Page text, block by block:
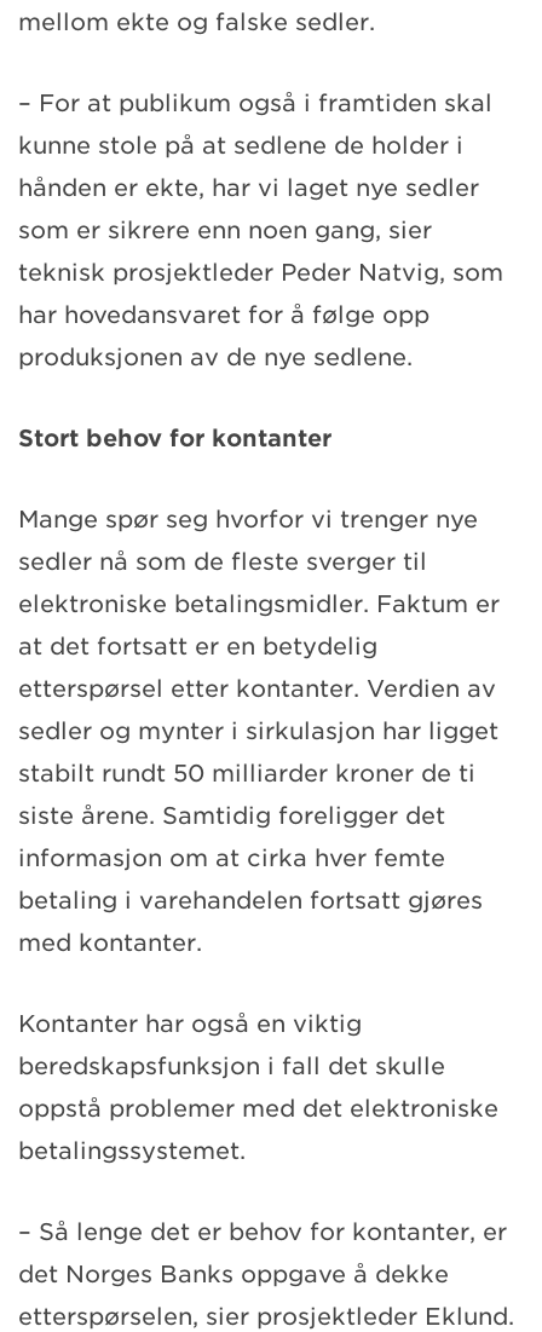
mellom ekte og falske sedler.
– For at publikum også i framtiden skal
kunne stole på at sedlene de holder i
hånden er ekte, har vi laget nye sedler
som er sikrere enn noen gang, sier
teknisk prosjektleder Peder Natvig, som
har hovedansvaret for å følge opp
produksjonen av de nye sedlene.
Stort behov for kontanter
Mange spør seg hvorfor vi trenger nye
sedler nå som de fleste sverger til
elektroniske betalingsmidler. Faktum er
at det fortsatt er en betydelig
etterspørsel etter kontanter. Verdien av
sedler og mynter i sirkulasjon har ligget
stabilt rundt 50 milliarder kroner de ti
siste årene. Samtidig foreligger det
informasjon om at cirka hver femte
betaling i varehandelen fortsatt gjøres
med kontanter.
Kontanter har også en viktig
beredskapsfunksjon i fall det skulle
oppstå problemer med det elektroniske
betalingssystemet.
– Så lenge det er behov for kontanter, er
det Norges Banks oppgave å dekke
etterspørselen, sier prosjektleder Eklund.